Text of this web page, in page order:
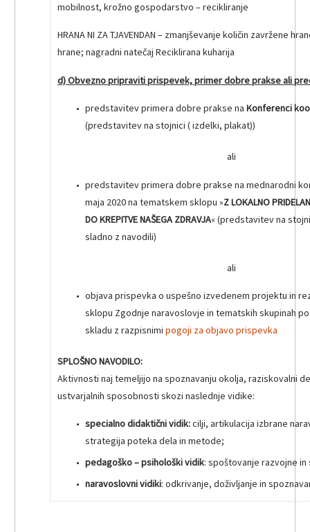
mobilnost, krožno gospodarstvo – recikliranje
HRANA NI ZA TJAVENDAN – zmanjševanje količin zavržene
hrane; nagradni natečaj Reciklirana kuharija
d) Obvezno pripraviti prispevek, primer dobre prakse ali
predstavitev primera dobre prakse na Konferenci
(predstavitev na stojnici ( izdelki, plakat))
ali
predstavitev primera dobre prakse na mednarodni
maja 2020 na tematskem sklopu »Z LOKALNO
DO KREPITVE NAŠEGA ZDRAVJA« (predstavitev na
sladno z navodili)
ali
objava prispevka o uspešno izvedenem projektu in
sklopu Zgodnje naravoslovje in tematskih skupinah
skladu z razpisnimi pogoji za objavo prispevka
SPLOŠNO NAVODILO:
Aktivnosti naj temeljijo na spoznavanju okolja, raziskovalni
ustvarjalnih sposobnosti skozi naslednje vidike:
specialno didaktični vidik:cilji, artikulacija izbrane
strategija poteka dela in metode;
pedagoško –psihološki vidik: spoštovanje razvojne
naravoslovni vidiki: odkrivanje, doživljanje in